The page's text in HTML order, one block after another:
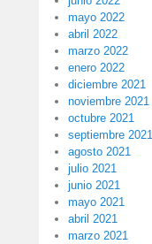
mayo 2022
abril 2022
marzo 2022
enero 2022
diciembre 2021
noviembre 2021
octubre 2021
septiembre 2021
agosto 2021
julio 2021
junio 2021
mayo 2021
abril 2021
marzo 2021